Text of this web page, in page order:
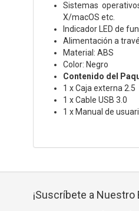
Sistemas
X/macOS etc.
Indicador LED de
Alimentación a
Material: ABS
Color: Negro
Contenido del
1 x Caja externa 2.5
1 x Cable USB 3.0
1 x Manual de
¡Suscríbete a Nuestro